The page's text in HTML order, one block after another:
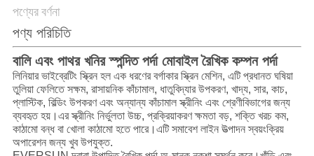
পণ্যের বর্ণনা
পণ্য পরিচিতি
বালি এবং পাথর খনির স্পন্দিত পর্দা মোবাইল রৈখিক কম্পন পর্দা
লিনিয়ার ভাইব্রেটিং স্ক্রিন হল এক ধরণের বর্গাকার স্ক্রিন মেশিন, এটি প্রধানত ঘষিয়া
তুলিয়া ফেলিতে সক্ষম, রাসায়নিক কাঁচামাল, ধাতুবিদ্যার উপকরণ, খাদ্য, সার, কাচ,
প্লাস্টিক, বিল্ডিং উপকরণ এবং অন্যান্য কাঁচামাল স্ক্রীনিং এবং শ্রেণীবিভাগের জন্য
ব্যবহৃত হয়।এর স্ক্রীনিং নির্ভুলতা উচ্চ, প্রক্রিয়াকরণ ক্ষমতা বড়, শক্তি খরচ কম,
কাঠামো বন্ধ বা খোলা কাঠামো হতে পারে।এটি সমাবেশ লাইন উত্পাদন স্বয়ংক্রিয়
অপারেশন জন্য খুব উপযুক্ত.